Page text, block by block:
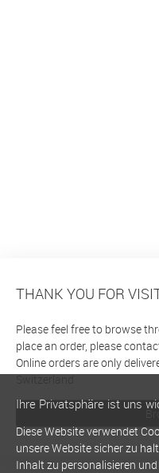
THANK YOU FOR
Please feel free to browse
place an order, please
Online orders are only
Switzerland
Ihre Privatsphäre ist uns
Diese Website verwendet
unsere Website sicher zu
Inhalt zu personalisieren